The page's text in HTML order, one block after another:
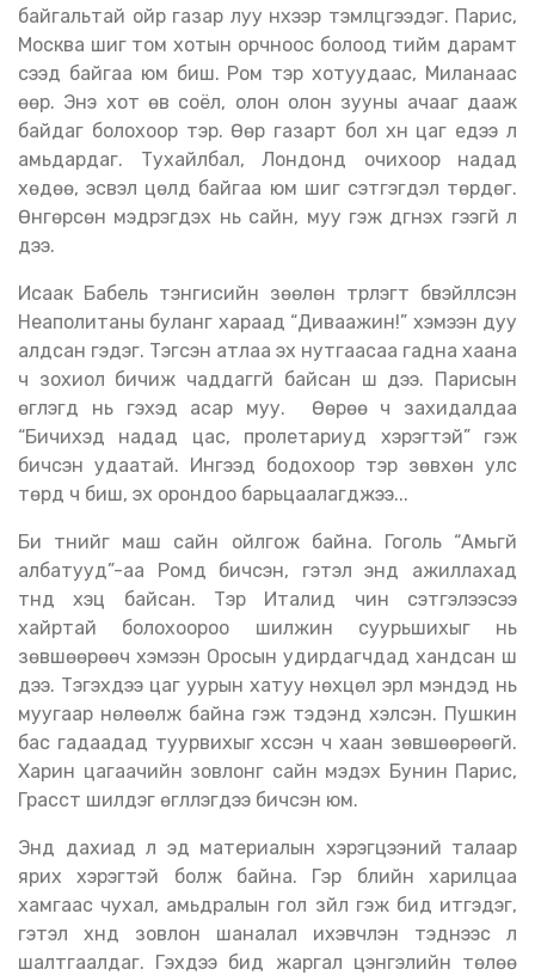
байгальтай ойр газар луу нүүхээр тэмүүлцгээдэг. Парис,
Москва шиг том хотын орчноос болоод тийм дарамт
үүсээд байгаа юм биш. Ром тэр хотуудаас, Миланаас
өөр. Энэ хот өв соёл, олон олон зууны ачааг дааж
байдаг болохоор тэр. Өөр газарт бол хүн цаг үедээ л
амьдардаг. Тухайлбал, Лондонд очихоор надад
хөдөө, эсвэл цөлд байгаа юм шиг сэтгэгдэл төрдөг.
Өнгөрсөн мэдрэгдэх нь сайн, муу гэж дүгнэх гээгүй л
дээ.
Исаак Бабель тэнгисийн зөөлөн түрлэгт бүүвэйлүүлсэн
Неаполитаны буланг хараад “Диваажин!” хэмээн дуу
алдсан гэдэг. Тэгсэн атлаа эх нутгаасаа гадна хаана
ч зохиол бичиж чаддаггүй байсан шүү дээ. Парисын
өгүүлэгүүд нь гэхэд асар муу. Өөрөө ч захидалдаа
“Бичихэд надад цас, пролетариуд хэрэгтэй” гэж
бичсэн удаатай. Ингээд бодохоор тэр зөвхөн улс
төрд ч биш, эх орондоо барьцаалагджээ...
Би түүнийг маш сайн ойлгож байна. Гоголь “Амьгүй
албатууд”-аа Ромд бичсэн, гэтэл энд ажиллахад
түүнд хэцүү байсан. Тэр Италид чин сэтгэлээсээ
хайртай болохоороо шилжин суурьшихыг нь
зөвшөөрөөч хэмээн Оросын удирдагчдад хандсан шүү
дээ. Тэгэхдээ цаг уурын хатуу нөхцөл эрүүл мэндэд нь
муугаар нөлөөлж байна гэж тэдэнд хэлсэн. Пушкин
бас гадаадад туурвихыг хүссэн ч хаан зөвшөөрөөгүй.
Харин цагаачийн зовлонг сайн мэдэх Бунин Парис,
Грасст шилдэг өгүүллэгүүдээ бичсэн юм.
Энд дахиад л эд материалын хэрэгцээний талаар
ярих хэрэгтэй болж байна. Гэр бүлийн харилцаа
хамгаас чухал, амьдралын гол зүйл гэж бид итгэдэг,
гэтэл хүнд зовлон шаналал ихэвчлэн тэднээс л
шалтгаалдаг. Гэхдээ бид жаргал цэнгэлийн төлөө